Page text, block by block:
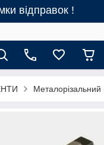
відправок !
Металорізальний